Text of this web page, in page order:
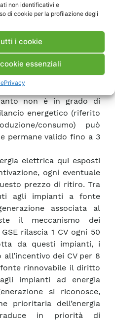
non identificativi e
di cookie per la profilazione degli
i cookie
essenziali
Privacy
di ritiro dell’energia
meccanismo,
AEEG n. 28/06, che
sul posto a tutte le
kW (e non solo al
elettrica prodotta in
a fonte rinnovabile è
richiesta al distributore
non è in grado di
energetico (riferito
consumo) può
permane valido fino a 3
elettrica qui esposti
ogni eventuale
prezzo di ritiro. Tra
agli impianti a fonte
associata al
il meccanismo dei
rilascia 1 CV ogni 50
da questi impianti, i
dei CV per 8
rinnovabile il diritto
impianti ad energia
si riconosce,
prioritaria dell’energia
in priorità di